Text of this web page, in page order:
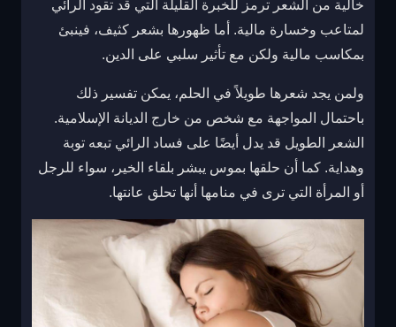
خالية من الشعر ترمز للخبرة القليلة التي قد تقود الرائي
لمتاعب وخسارة مالية. أما ظهورها بشعر كثيف، فينبئ
بمكاسب مالية ولكن مع تأثير سلبي على الدين.
ولمن يجد شعرها طويلاً في الحلم، يمكن تفسير ذلك
باحتمال المواجهة مع شخص من خارج الديانة الإسلامية.
الشعر الطويل قد يدل أيضًا على فساد الرائي تبعه توبة
وهداية. كما أن حلقها بموس يبشر بلقاء الخير، سواء للرجل
أو المرأة التي ترى في منامها أنها تحلق عانتها.